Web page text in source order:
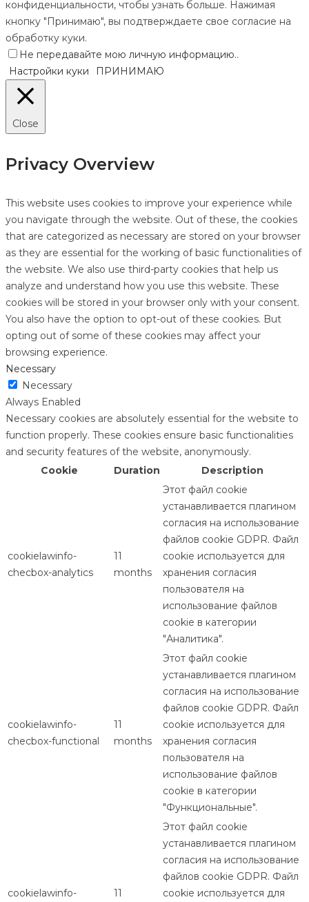
конфиденциальности, чтобы узнать больше. Нажимая
кнопку "Принимаю", вы подтверждаете свое согласие на
обработку куки.
Не передавайте мою личную информацию..
Настройки куки
ПРИНИМАЮ
Close
Privacy Overview
This website uses cookies to improve your experience while
you navigate through the website. Out of these, the cookies
that are categorized as necessary are stored on your browser
as they are essential for the working of basic functionalities of
the website. We also use third-party cookies that help us
analyze and understand how you use this website. These
cookies will be stored in your browser only with your consent.
You also have the option to opt-out of these cookies. But
opting out of some of these cookies may affect your
browsing experience.
Necessary
Necessary
Always Enabled
Necessary cookies are absolutely essential for the website to
function properly. These cookies ensure basic functionalities
and security features of the website, anonymously.
Cookie
Duration Description
cookielawinfo-
checbox-analytics
11
months
Этот файл cookie
устанавливается плагином
согласия на использование
файлов cookie GDPR. Файл
cookie используется для
хранения согласия
пользователя на
использование файлов
cookie в категории
"Аналитика".
cookielawinfo-
checbox-functional
11
months
Этот файл cookie
устанавливается плагином
согласия на использование
файлов cookie GDPR. Файл
cookie используется для
хранения согласия
пользователя на
использование файлов
cookie в категории
"Функциональные".
cookielawinfo-
11
Этот файл cookie
устанавливается плагином
согласия на использование
файлов cookie GDPR. Файл
cookie используется для